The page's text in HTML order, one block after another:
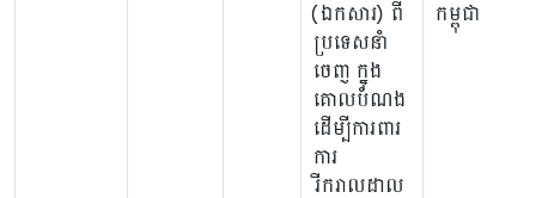
(ឯកសារ) ពី
ប្រទេសនាំ
ចេញ ក្នុង
គោលបំណង
ដើម្បីការពារ
ការ
រីករាលដាល
កម្ពុជា